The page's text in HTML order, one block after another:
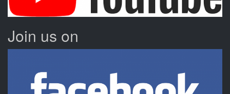
Join us on